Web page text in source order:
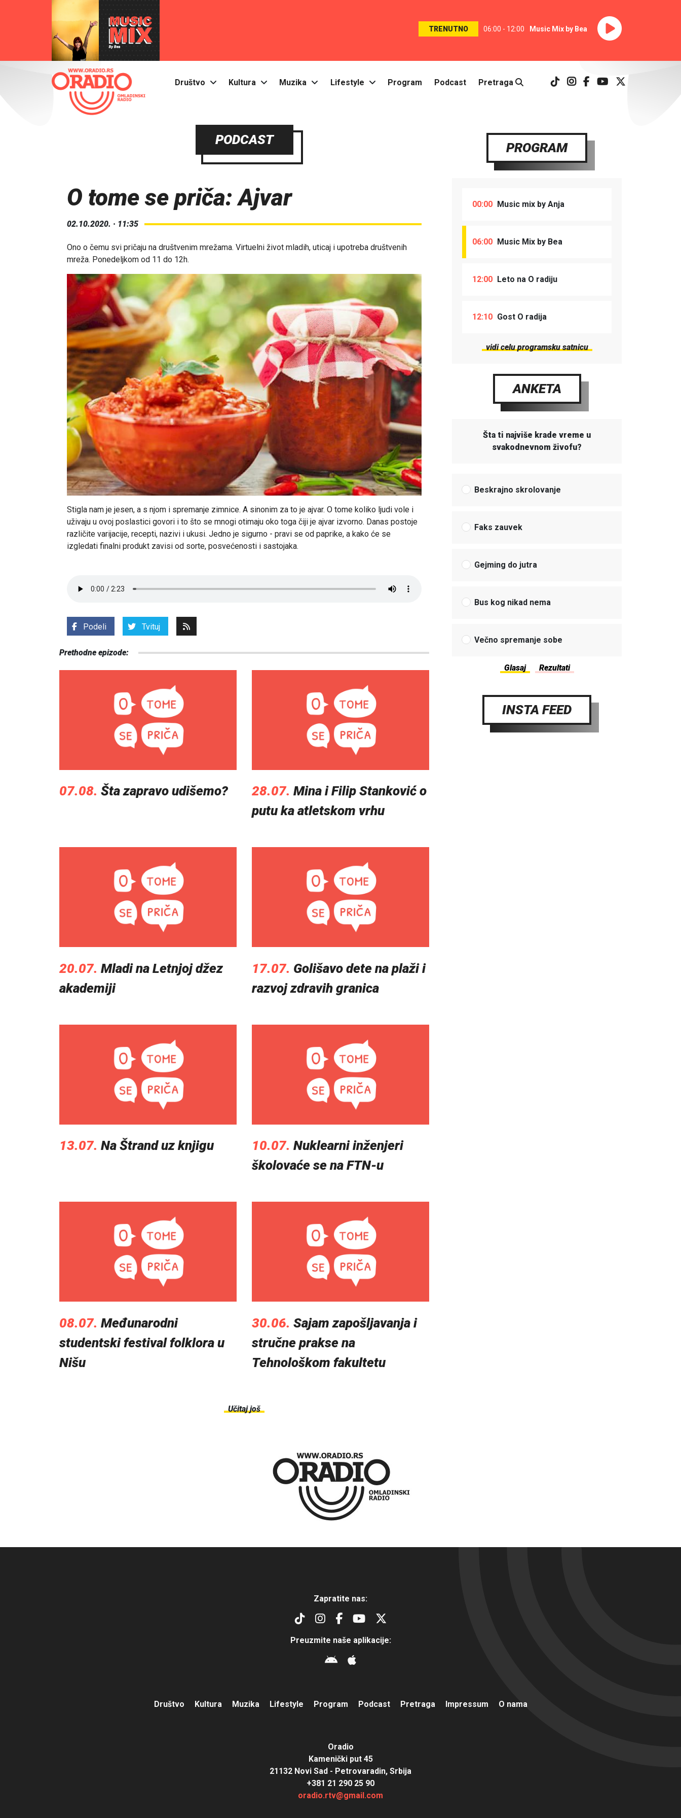
TRENUTNO 06:00 - 12:00 Music Mix by Bea
Društvo Kultura Muzika Lifestyle Program Podcast Pretraga
PODCAST
O tome se priča: Ajvar
02.10.2020. · 11:35
Ono o čemu svi pričaju na društvenim mrežama. Virtuelni život mladih, uticaj i upotreba društvenih
mreža. Ponedeljkom od 11 do 12h.
Stigla nam je jesen, a s njom i spremanje zimnice. A sinonim za to je ajvar. O tome koliko ljudi vole i
uživaju u ovoj poslastici govori i to što se mnogi otimaju oko toga čiji je ajvar izvorno. Danas postoje
različite varijacije, recepti, nazivi i ukusi. Jedno je sigurno - pravi se od paprike, a kako će se
izgledati finalni produkt zavisi od sorte, posvećenosti i sastojaka.
Podeli Tvituj
Prethodne epizode:
07.08. Šta zapravo udišemo? 28.07. Mina i Filip Stanković o
putu ka atletskom vrhu
20.07. Mladi na Letnjoj džez
akademiji
17.07. Golišavo dete na plaži i
razvoj zdravih granica
13.07. Na Štrand uz knjigu 10.07. Nuklearni inženjeri
školovaće se na FTN-u
08.07. Međunarodni
studentski festival folklora u
Nišu
30.06. Sajam zapošljavanja i
stručne prakse na
Tehnološkom fakultetu
Učitaj još
PROGRAM
00:00 Music mix by Anja
06:00 Music Mix by Bea
12:00 Leto na O radiju
12:10 Gost O radija
vidi celu programsku satnicu
ANKETA
Šta ti najviše krade vreme u
svakodnevnom živofu?
Beskrajno skrolovanje
Faks zauvek
Gejming do jutra
Bus kog nikad nema
Večno spremanje sobe
INSTA FEED
Zapratite nas:
Preuzmite naše aplikacije:
Društvo Kultura Muzika Lifestyle Program Podcast Pretraga Impressum O nama
Oradio
Kamenički put 45
21132 Novi Sad - Petrovaradin, Srbija
+381 21 290 25 90
oradio.rtv@gmail.com